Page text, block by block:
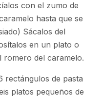
con el zumo de
hasta que se
Sácalos del
en un plato o
romero del caramelo.
rectángulos de pasta
platos pequeños de